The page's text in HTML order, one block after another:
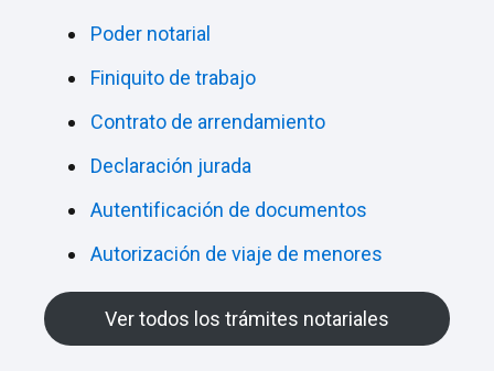
Poder notarial
Finiquito de trabajo
Contrato de arrendamiento
Declaración jurada
Autentificación de documentos
Autorización de viaje de menores
Ver todos los trámites notariales